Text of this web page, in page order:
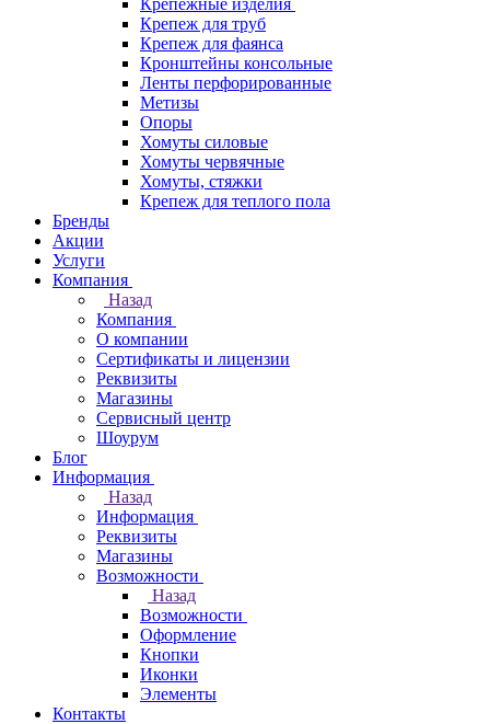
Крепежные изделия
Крепеж для труб
Крепеж для фаянса
Кронштейны консольные
Ленты перфорированные
Метизы
Опоры
Хомуты силовые
Хомуты червячные
Хомуты, стяжки
Крепеж для теплого пола
Бренды
Акции
Услуги
Компания
Назад
Компания
О компании
Сертификаты и лицензии
Реквизиты
Магазины
Сервисный центр
Шоурум
Блог
Информация
Назад
Информация
Реквизиты
Магазины
Возможности
Назад
Возможности
Оформление
Кнопки
Иконки
Элементы
Контакты